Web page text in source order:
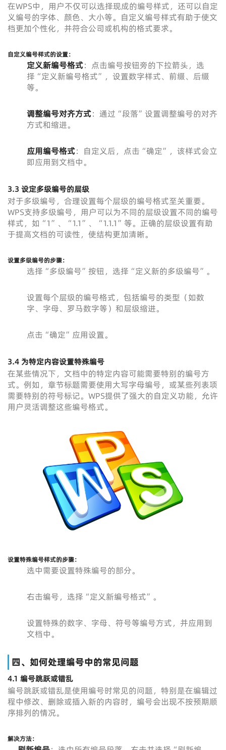
在WPS中，用户不仅可以选择现成的编号样式，还可以自定
义编号的字体、颜色、大小等。自定义编号样式有助于使文
档更加个性化，并符合公司或机构的格式要求。
自定义编号样式的设置：
定义新编号格式：点击编号按钮旁的下拉箭头，选
择“定义新编号格式”，设置数字样式、前缀、后缀
等。
调整编号对齐方式：通过“段落”设置调整编号的对齐
方式和缩进。
应用编号格式：自定义后，点击“确定”，该样式会立
即应用到文档中。
3.3 设定多级编号的层级
对于多级编号，合理设置每个层级的编号格式至关重要。
WPS支持多级编号，用户可以为不同的层级设置不同的编号
样式，如“1”、“1.1”、“1.1.1”等。正确的层级设置有助
于提高文档的可读性，使结构更加清晰。
设置多级编号的步骤：
选择“多级编号”按钮，选择“定义新的多级编号”。
设置每个层级的编号格式，包括编号的类型（如数
字、字母、罗马数字等）和层级缩进。
点击“确定”应用设置。
3.4 为特定内容设置特殊编号
在某些情况下，文档中的特定内容可能需要特别的编号方
式。例如，章节标题需要使用大写字母编号，或某些列表项
需要特别的符号标记。WPS提供了强大的自定义功能，允许
用户灵活调整这些编号格式。
设置特殊编号样式的步骤：
选中需要设置特殊编号的部分。
右击编号，选择“定义新编号格式”。
设置特殊的数字、字母、符号等编号方式，并应用到
文档中。
四、如何处理编号中的常见问题
4.1 编号跳跃或错乱
编号跳跃或错乱是使用编号时常见的问题，特别是在编辑过
程中修改、删除或插入新的内容时，编号会出现不按预期顺
序排列的情况。
解决方法：